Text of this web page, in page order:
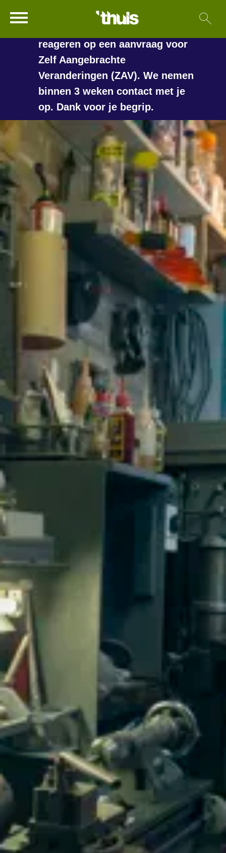
Naar hoofdinhoud
Naar hoofdnavigatiemenu
Naar zoeken
Naar de homepage
Ga naar Hoofd
langer duren voordat we
reageren op een aanvraag voor
Zelf Aangebrachte
Veranderingen (ZAV). We nemen
binnen 3 weken contact met je
op. Dank voor je begrip.